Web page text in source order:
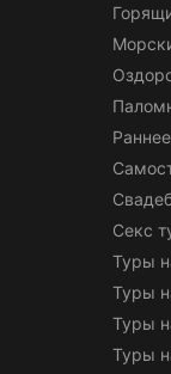
Секс
Туры
Туры
Туры
Туры